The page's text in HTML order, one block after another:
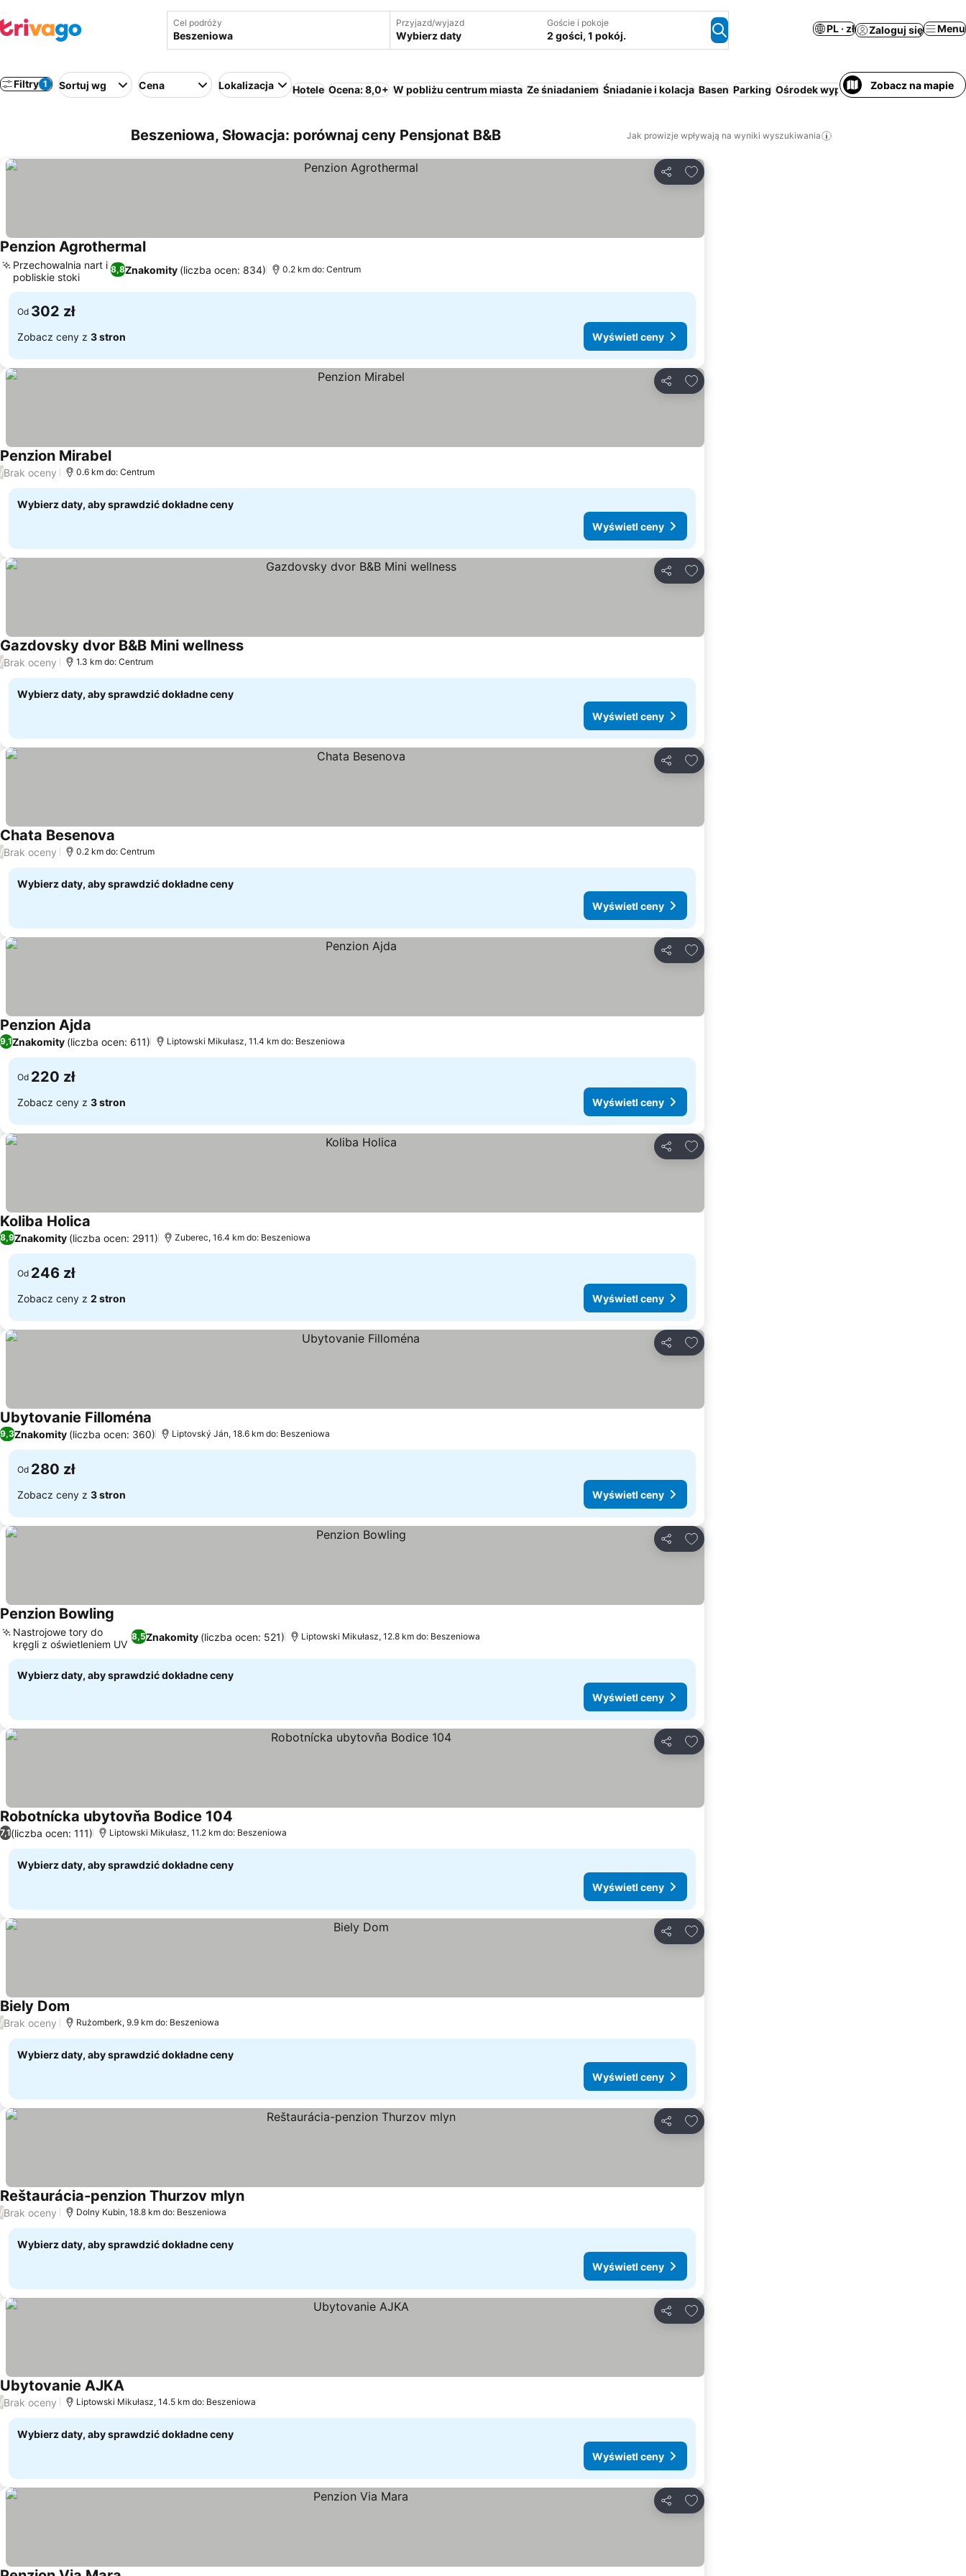
Cel podróży Przyjazd/wyjazd
Wybierz daty
Goście i pokoje
2 gości, 1 pokój.
PL · zł Zaloguj się Menu
Filtry 1 Sortuj wg Cena Lokalizacja Hotele Ocena: 8,0+ W pobliżu centrum miasta Ze śniadaniem Śniadanie i kolacja Basen Parking Ośrodek wypoczynkowy Spa
Zobacz na mapie
Beszeniowa, Słowacja: porównaj ceny Pensjonat B&B Jak prowizje wpływają na wyniki wyszukiwania
Udostępnij
Dodaj do ulubionych
Penzion AgrothermalWyświetl ceny
8,8Znakomity (liczba ocen: 834)
Przechowalnia nart i
pobliskie stoki
0.2 km do: Centrum
Od 302 zł
Zobacz ceny z 3 stron Wyświetl ceny
Udostępnij
Dodaj do ulubionych
Penzion MirabelWyświetl ceny
/Brak oceny 0.6 km do: Centrum
Wybierz daty, aby sprawdzić dokładne ceny
Wyświetl ceny
Udostępnij
Dodaj do ulubionych
Gazdovsky dvor B&B Mini wellnessWyświetl ceny
/Brak oceny 1.3 km do: Centrum
Wybierz daty, aby sprawdzić dokładne ceny
Wyświetl ceny
Udostępnij
Dodaj do ulubionych
Chata Besenova
/Brak oceny 0.2 km do: Centrum
Wybierz daty, aby sprawdzić dokładne ceny
Wyświetl ceny
Udostępnij
Dodaj do ulubionych
Penzion Ajda Wyświetl ceny
9,1Znakomity (liczba ocen: 611) Liptowski Mikułasz, 11.4 km do: Beszeniowa
Od 220 zł
Zobacz ceny z 3 stron Wyświetl ceny
Udostępnij
Dodaj do ulubionych
Koliba Holica Wyświetl ceny
8,9Znakomity (liczba ocen: 2911) Zuberec, 16.4 km do: Beszeniowa
Od 246 zł
Zobacz ceny z 2 stron Wyświetl ceny
Udostępnij
Dodaj do ulubionych
Ubytovanie Filloména Wyświetl ceny
9,3Znakomity (liczba ocen: 360) Liptovský Ján, 18.6 km do: Beszeniowa
Od 280 zł
Zobacz ceny z 3 stron Wyświetl ceny
Udostępnij
Dodaj do ulubionych
Penzion Bowling
8,5Znakomity (liczba ocen: 521)
Nastrojowe tory do
kręgli z oświetleniem UV
Liptowski Mikułasz, 12.8 km do: Beszeniowa
Wybierz daty, aby sprawdzić dokładne ceny
Wyświetl ceny
Udostępnij
Dodaj do ulubionych
Robotnícka ubytovňa Bodice 104
7,1(liczba ocen: 111) Liptowski Mikułasz, 11.2 km do: Beszeniowa
Wybierz daty, aby sprawdzić dokładne ceny
Wyświetl ceny
Udostępnij
Dodaj do ulubionych
Biely DomWyświetl ceny
/Brak oceny Rużomberk, 9.9 km do: Beszeniowa
Wybierz daty, aby sprawdzić dokładne ceny
Wyświetl ceny
Udostępnij
Dodaj do ulubionych
Reštaurácia-penzion Thurzov mlynWyświetl ceny
/Brak oceny Dolny Kubin, 18.8 km do: Beszeniowa
Wybierz daty, aby sprawdzić dokładne ceny
Wyświetl ceny
Udostępnij
Dodaj do ulubionych
Ubytovanie AJKAWyświetl ceny
/Brak oceny Liptowski Mikułasz, 14.5 km do: Beszeniowa
Wybierz daty, aby sprawdzić dokładne ceny
Wyświetl ceny
Udostępnij
Dodaj do ulubionych